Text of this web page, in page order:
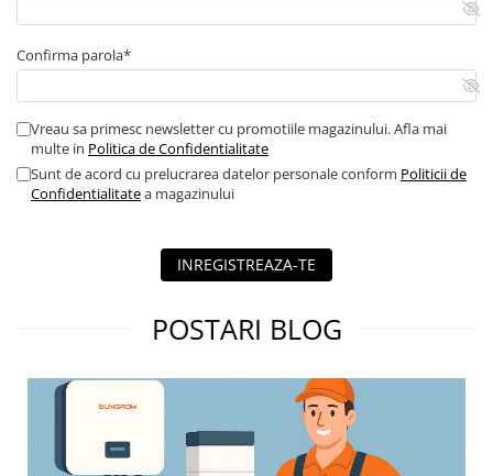
Confirma parola*
Vreau sa primesc newsletter cu promotiile magazinului. Afla mai
multe in Politica de Confidentialitate
Sunt de acord cu prelucrarea datelor personale conform Politicii de
Confidentialitatea magazinului
INREGISTREAZA-TE
POSTARI BLOG